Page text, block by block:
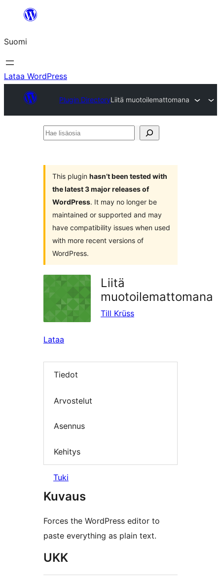
Suomi
Lataa WordPress
Plugin DirectoryLiitä muotoilemattomana
Hae
This plugin hasn’t been tested with
the latest 3 major releases of
WordPress. It may no longer be
maintained or supported and may
have compatibility issues when used
with more recent versions of
WordPress.
Liitä
muotoilemattomana
Till Krüss
Lataa
Tiedot
Arvostelut
Asennus
Kehitys
Tuki
Kuvaus
Forces the WordPress editor to
paste everything as plain text.
UKK